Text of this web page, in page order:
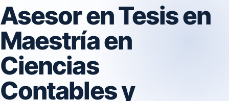
Asesor en Tesis en
Maestría en
Ciencias
Contables y